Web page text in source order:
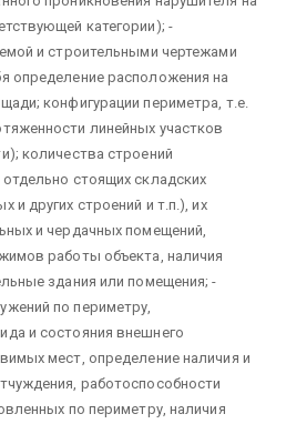
категории); -
и строительными чертежами
определение расположения на
конфигурации периметра, т.е.
линейных участков
количества строений
стоящих складских
и других строений и т.п.), их
и чердачных помещений,
работы объекта, наличия
здания или помещения; -
по периметру,
и состояния внешнего
мест, определение наличия и
работоспособности
по периметру, наличия